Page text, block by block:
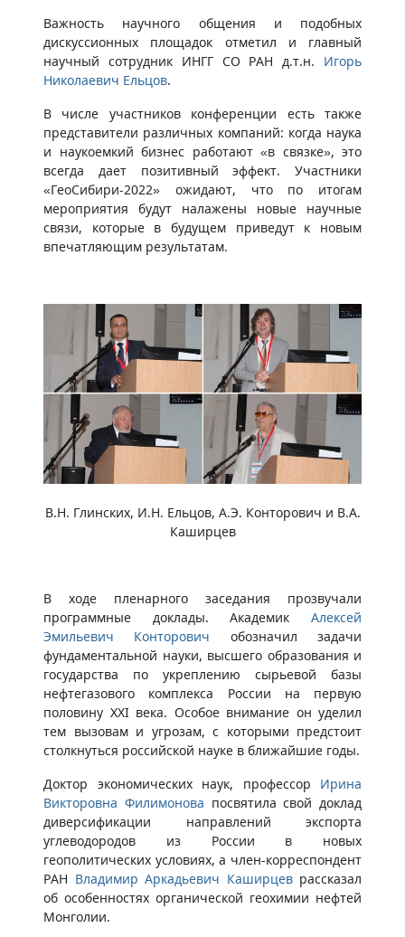
Важность научного общения и подобных
дискуссионных площадок отметил и главный
научный сотрудник ИНГГ СО РАН д.т.н. Игорь
Николаевич Ельцов.
В числе участников конференции есть также
представители различных компаний: когда наука
и наукоемкий бизнес работают «в связке», это
всегда дает позитивный эффект. Участники
«ГеоСибири-2022» ожидают, что по итогам
мероприятия будут налажены новые научные
связи, которые в будущем приведут к новым
впечатляющим результатам.
В.Н. Глинских, И.Н. Ельцов, А.Э. Конторович и В.А.
Каширцев
В ходе пленарного заседания прозвучали
программные доклады. Академик Алексей
Эмильевич Конторович обозначил задачи
фундаментальной науки, высшего образования и
государства по укреплению сырьевой базы
нефтегазового комплекса России на первую
половину XXI века. Особое внимание он уделил
тем вызовам и угрозам, с которыми предстоит
столкнуться российской науке в ближайшие годы.
Доктор экономических наук, профессор Ирина
Викторовна Филимонова посвятила свой доклад
диверсификации направлений экспорта
углеводородов из России в новых
геополитических условиях, а член-корреспондент
РАН Владимир Аркадьевич Каширцеврассказал
об особенностях органической геохимии нефтей
Монголии.